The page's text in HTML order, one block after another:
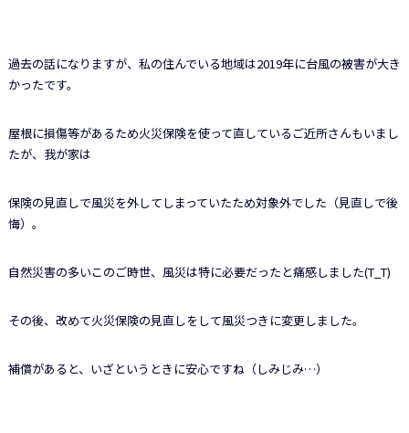
過去の話になりますが、私の住んでいる地域は2019年に台風の被害が大き
かったです。
屋根に損傷等があるため火災保険を使って直しているご近所さんもいまし
たが、我が家は
保険の見直しで風災を外してしまっていたため対象外でした（見直しで後
悔）。
自然災害の多いこのご時世、風災は特に必要だったと痛感しました(T_T)
その後、改めて火災保険の見直しをして風災つきに変更しました。
補償があると、いざというときに安心ですね（しみじみ…）